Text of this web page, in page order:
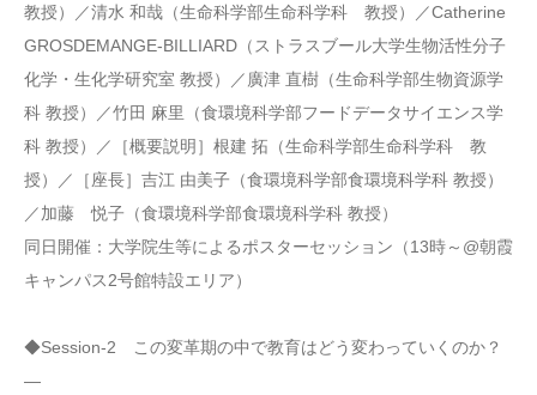
教授）／清水 和哉（生命科学部生命科学科 教授）／Catherine
GROSDEMANGE-BILLIARD（ストラスブール大学生物活性分子
化学・生化学研究室 教授）／廣津 直樹（生命科学部生物資源学
科 教授）／竹田 麻里（食環境科学部フードデータサイエンス学
科 教授）／［概要説明］根建 拓（生命科学部生命科学科 教
授）／［座長］吉江 由美子（食環境科学部食環境科学科 教授）
／加藤 悦子（食環境科学部食環境科学科 教授）
同日開催：大学院生等によるポスターセッション（13時～@朝霞
キャンパス2号館特設エリア）
◆Session-2 この変革期の中で教育はどう変わっていくのか？
―